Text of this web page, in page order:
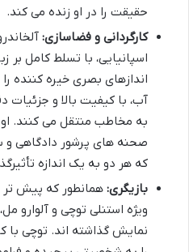
حقیقت را در او زنده می کند.
کارگردانی و فضاسازی:
اسپانیایی، با تسلط کامل بر
اندازهای بصری خیره کننده
آب، با کیفیت بالا و جزئیات
به مخاطب منتقل می کنند.
صحنه های پرشور دادگاهی و
که هر دو به یک اندازه
بازیگری: همانطور که پیش تر
ویژه استنلی توچی و آلوارو
نمایش گذاشته اند. توچی با